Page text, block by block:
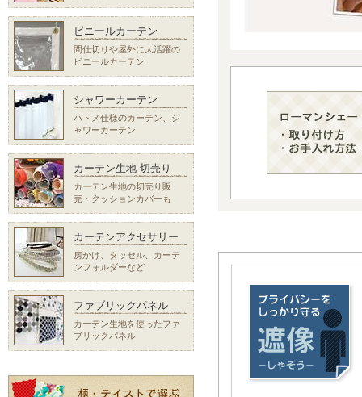
ビニールカーテン
間仕切りや屋外に大活躍の
ビニールカーテン
シャワーカーテン
ハトメ仕様のカーテン、シ
ャワーカーテン
カーテン生地 切売り
カーテン生地の切売り販
売・クッションカバーも
カーテンアクセサリー
房かけ、タッセル、カーテ
ンフォルダーなど
ファブリックパネル
カーテン生地を使ったファ
ブリックパネル